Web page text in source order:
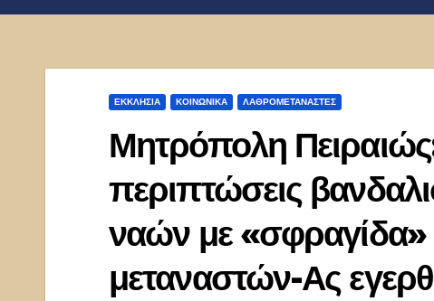
ΕΚΚΛΗΣΊΑ ΚΟΙΝΩΝΙΚΑ ΛΑΘΡΟΜΕΤΑΝΑΣΤΕΣ
Μητρόπολη
περιπτώσεις
ναών με
μεταναστών-Ας